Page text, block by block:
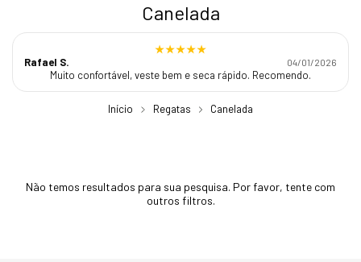
Canelada
★★★★★
Rafael S.
04/01/2026
Muito confortável, veste bem e seca rápido. Recomendo.
Início Regatas Canelada
Não temos resultados para sua pesquisa. Por favor, tente com
outros filtros.